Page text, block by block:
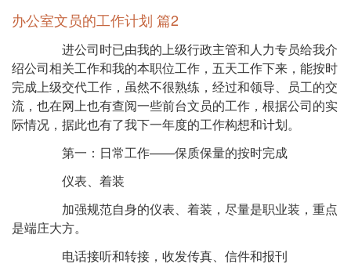
办公室文员的工作计划 篇2
进公司时已由我的上级行政主管和人力专员给我介
绍公司相关工作和我的本职位工作，五天工作下来，能按时
完成上级交代工作，虽然不很熟练，经过和领导、员工的交
流，也在网上也有查阅一些前台文员的工作，根据公司的实
际情况，据此也有了我下一年度的工作构想和计划。
第一：日常工作——保质保量的按时完成
仪表、着装
加强规范自身的仪表、着装，尽量是职业装，重点
是端庄大方。
电话接听和转接，收发传真、信件和报刊